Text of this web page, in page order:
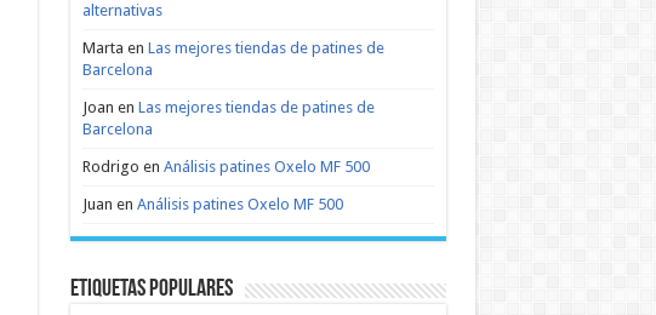
alternativas
Marta en Las mejores tiendas de patines de
Barcelona
Joan en Las mejores tiendas de patines de
Barcelona
Rodrigo en Análisis patines Oxelo MF 500
Juan en Análisis patines Oxelo MF 500
Etiquetas populares